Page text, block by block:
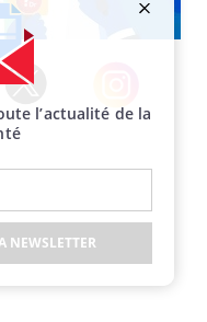
Twitter Instagram
l’actualité de la
NEWSLETTER